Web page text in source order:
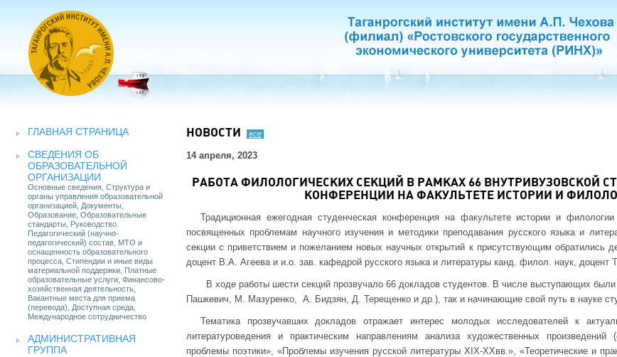
ГЛАВНАЯ СТРАНИЦА
СВЕДЕНИЯ ОБ
ОБРАЗОВАТЕЛЬНОЙ
ОРГАНИЗАЦИИ
Основные сведения, Структура и
органы управления образовательной
организацией, Документы,
Образование, Образовательные
стандарты, Руководство.
Педагогический (научно-
педагогический) состав, МТО и
оснащенность образовательного
процесса, Стипендии и иные виды
материальной поддержки, Платные
образовательные услуги, Финансово-
хозяйственная деятельность,
Вакантные места для приема
(перевода), Доступная среда,
Международное сотрудничество
АДМИНИСТРАТИВНАЯ
ГРУППА
НОВОСТИ все
14 апреля, 2023
РАБОТА ФИЛОЛОГИЧЕСКИХ СЕКЦИЙ В РАМКАХ 66 ВНУТРИВУЗОВСКОЙ
КОНФЕРЕНЦИИ НА ФАКУЛЬТЕТЕ ИСТОРИИ И
Традиционная ежегодная студенческая конференция на факультете истории и
посвященных проблемам научного изучения и методики преподавания русского языка и
секции с приветствием и пожеланием новых научных открытий к присутствующим обратились
доцент В.А. Агеева и и.о. зав. кафедрой русского языка и литературы канд. филол. наук, доцент
В ходе работы шести секций прозвучало 66 докладов студентов. В числе выступающих
Пашкевич, М. Мазуренко, А. Бидзян, Д. Терещенко и др.), так и начинающие свой путь в науке
Тематика прозвучавших докладов отражает интерес молодых исследователей к
литературоведения и практическим направлениям анализа художественных
проблемы поэтики», «Проблемы изучения русской литературы XIX-XXвв.», «Теоретические и